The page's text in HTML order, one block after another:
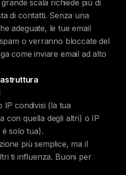
scala richiede più di
di contatti. Senza una
adeguate, le tue email
o verranno bloccate del
come inviare email ad alto
condivisi (la tua
con quella degli altri) o IP
solo tua).
più semplice, ma il
ti influenza. Buoni per